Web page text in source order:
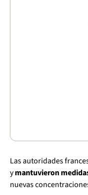
Las autoridades
ymantuvieron
nuevas